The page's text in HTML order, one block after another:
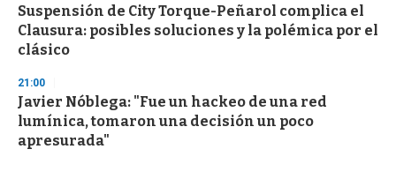
Suspensión de City Torque-Peñarol complica el
Clausura: posibles soluciones y la polémica por el
clásico
21:00
Javier Nóblega: "Fue un hackeo de una red
lumínica, tomaron una decisión un poco
apresurada"